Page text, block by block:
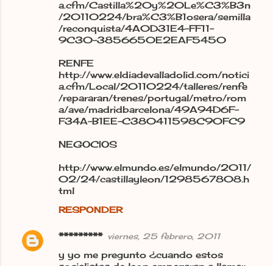
a.cfm/Castilla%20y%20Le%C3%B3n
/20110224/bra%C3%B1osera/semilla
/reconquista/4A0D31E4-FF11-
9C30-3856650E2EAF5450
RENFE
http://www.eldiadevalladolid.com/notici
a.cfm/Local/20110224/talleres/renfe
/repararan/trenes/portugal/metro/rom
a/ave/madridbarcelona/49A94D6F-
F34A-B1EE-C380411598C90FC9
NEGOCIOS
http://www.elmundo.es/elmundo/2011/
02/24/castillayleon/1298567808.h
tml
RESPONDER
********* viernes, 25 febrero, 2011
y yo me pregunto ¿cuando estos